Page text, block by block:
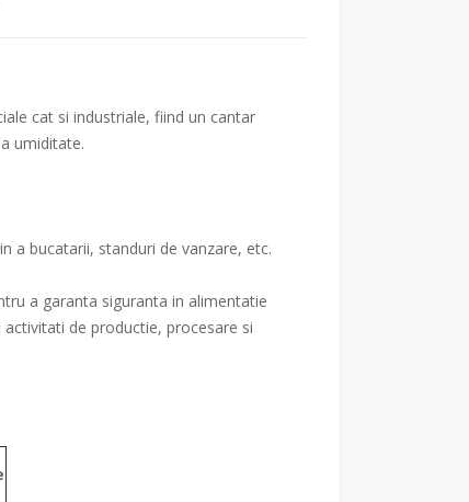
cat si industriale, fiind un cantar
umiditate.
a bucatarii, standuri de vanzare, etc.
a garanta siguranta in alimentatie
de productie, procesare si